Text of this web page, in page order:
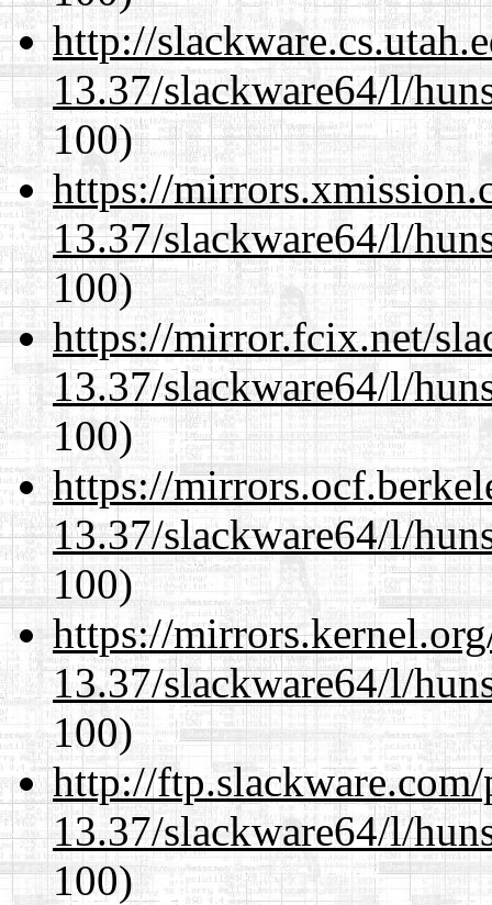
http://
13.37/slackware64/l/
100)
https://
13.37/slackware64/l/
100)
https://mirror.fcix.net/
13.37/slackware64/l/
100)
https://
13.37/slackware64/l/
100)
https://
13.37/slackware64/l/
100)
http://
13.37/slackware64/l/
100)